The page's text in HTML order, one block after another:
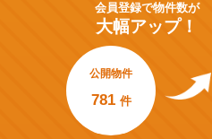
会員登録で物件数が
大幅アップ！
公開物件
781 件